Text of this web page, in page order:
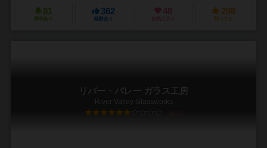
81
興味あり
362
経験あり
48
お気に入り
208
持ってる
リバー・バレー ガラス工房
River Valley Glassworks
6.5